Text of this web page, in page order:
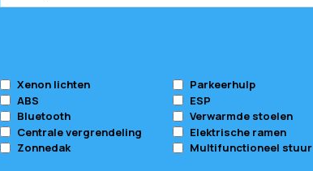
Xenon lichten
Parkeerhulp
ABS
ESP
Bluetooth
Verwarmde stoelen
Centrale vergrendeling
Elektrische ramen
Zonnedak Multifunctioneel stuur